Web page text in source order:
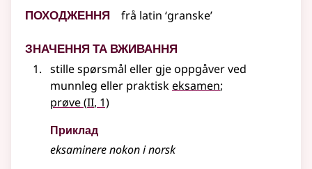
Походження frå latin ‘granske’
Значення та вживання
stille spørsmål eller gje oppgåver ved
munnleg eller praktiskeksamen;
prøve(2
II, 1)
Приклад
eksaminere nokon i norsk